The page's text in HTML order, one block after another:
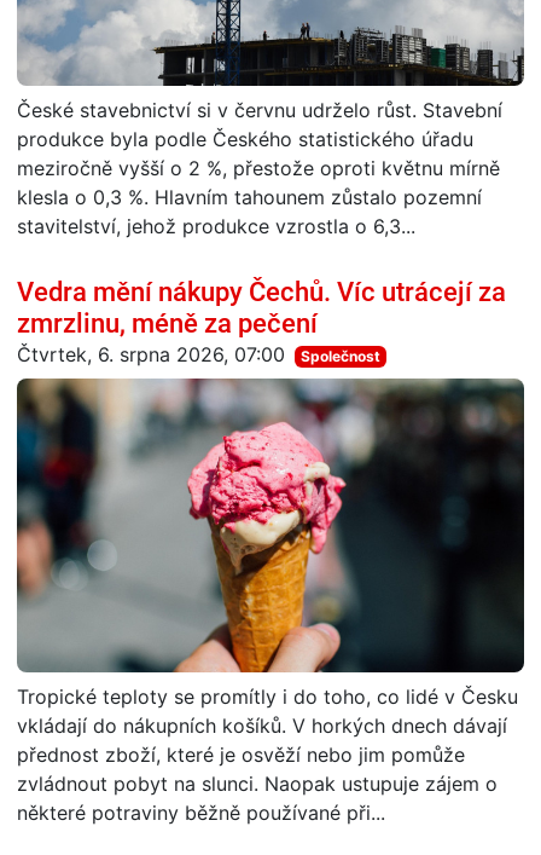
České stavebnictví si v červnu udrželo růst. Stavební
produkce byla podle Českého statistického úřadu
meziročně vyšší o 2 %, přestože oproti květnu mírně
klesla o 0,3 %. Hlavním tahounem zůstalo pozemní
stavitelství, jehož produkce vzrostla o 6,3...
Vedra mění nákupy Čechů. Víc utrácejí za
zmrzlinu, méně za pečení
Čtvrtek, 6. srpna 2026, 07:00 Společnost
Tropické teploty se promítly i do toho, co lidé v Česku
vkládají do nákupních košíků. V horkých dnech dávají
přednost zboží, které je osvěží nebo jim pomůže
zvládnout pobyt na slunci. Naopak ustupuje zájem o
některé potraviny běžně používané při...